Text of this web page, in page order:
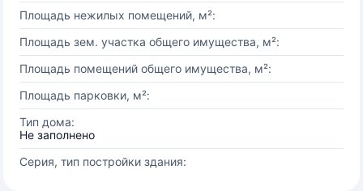
Площадь нежилых помещений, м²:
Площадь зем. участка общего имущества, м²:
Площадь помещений общего имущества, м²:
Площадь парковки, м²:
Тип дома:
Не заполнено
Серия, тип постройки здания: